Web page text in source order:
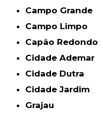
Campo Grande
Campo Limpo
Capão Redondo
Cidade Ademar
Cidade Dutra
Cidade Jardim
Grajau